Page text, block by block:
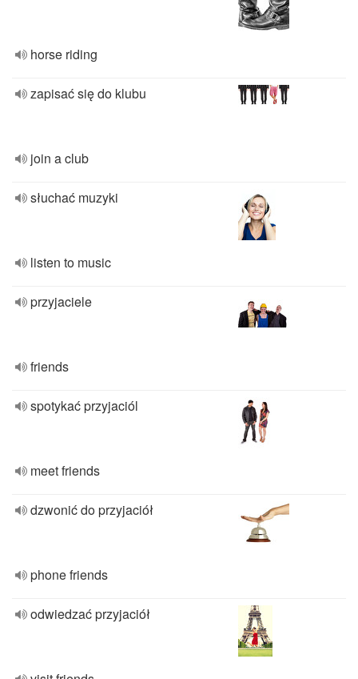
horse riding
zapisać się do klubu
join a club
słuchać muzyki
listen to music
przyjaciele
friends
spotykać przyjaciól
meet friends
dzwonić do przyjaciół
phone friends
odwiedzać przyjaciół